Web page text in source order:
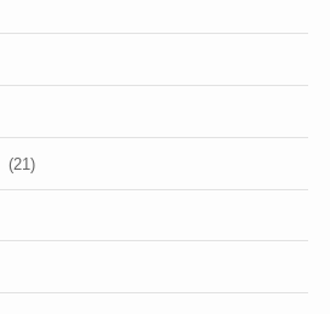
(21)